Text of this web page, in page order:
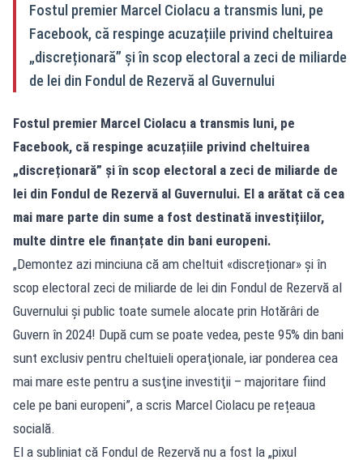
Fostul premier Marcel Ciolacu a transmis luni, pe
Facebook, că respinge acuzațiile privind cheltuirea
„discreționară” și în scop electoral a zeci de miliarde
de lei din Fondul de Rezervă al Guvernului
Fostul premier Marcel Ciolacu a transmis luni, pe
Facebook, că respinge acuzațiile privind cheltuirea
„discreționară” și în scop electoral a zeci de miliarde de
lei din Fondul de Rezervă al Guvernului. El a arătat că cea
mai mare parte din sume a fost destinată investițiilor,
multe dintre ele finanțate din bani europeni.
„Demontez azi minciuna că am cheltuit «discreționar» şi în
scop electoral zeci de miliarde de lei din Fondul de Rezervă al
Guvernului şi public toate sumele alocate prin Hotărâri de
Guvern în 2024! După cum se poate vedea, peste 95% din bani
sunt exclusiv pentru cheltuieli operaţionale, iar ponderea cea
mai mare este pentru a susţine investiţii – majoritare fiind
cele pe bani europeni”, a scris Marcel Ciolacu pe rețeaua
socială.
El a subliniat că Fondul de Rezervă nu a fost la „pixul